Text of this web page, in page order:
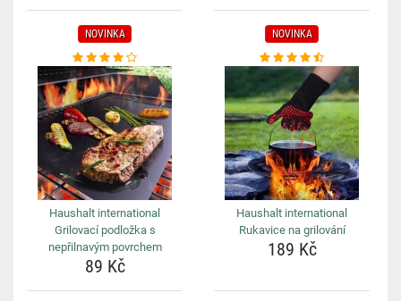
NOVINKA
Haushalt international
Grilovací podložka s
nepřilnavým povrchem
89 Kč
NOVINKA
Haushalt international
Rukavice na grilování
189 Kč